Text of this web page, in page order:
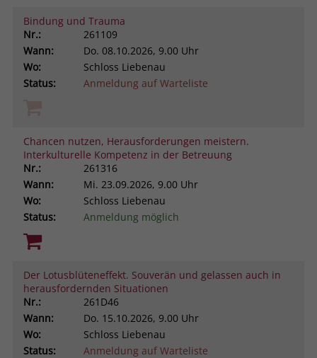
Bindung und Trauma
Nr.:
261109
Wann:
Do. 08.10.2026, 9.00 Uhr
Wo:
Schloss Liebenau
Status:
Anmeldung auf Warteliste
Chancen nutzen, Herausforderungen meistern.
Interkulturelle Kompetenz in der Betreuung
Nr.:
261316
Wann:
Mi. 23.09.2026, 9.00 Uhr
Wo:
Schloss Liebenau
Status:
Anmeldung möglich
Der Lotusblüteneffekt. Souverän und gelassen auch in
herausfordernden Situationen
Nr.:
261D46
Wann:
Do. 15.10.2026, 9.00 Uhr
Wo:
Schloss Liebenau
Status:
Anmeldung auf Warteliste